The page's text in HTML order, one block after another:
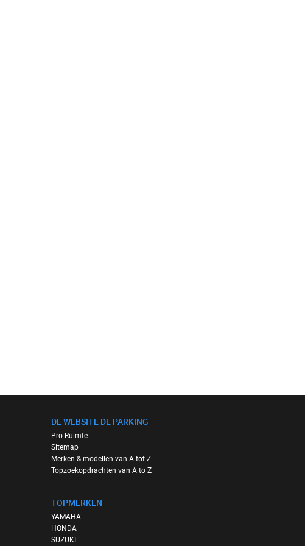
DE WEBSITE DE PARKING
Pro Ruimte
Sitemap
Merken & modellen van A tot Z
Topzoekopdrachten van A to Z
TOPMERKEN
YAMAHA
HONDA
SUZUKI